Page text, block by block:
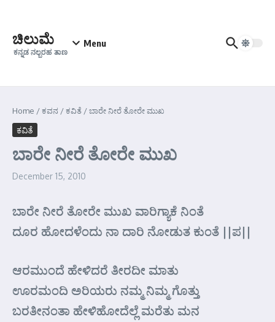
ಚಿಲುಮೆ
ಕನ್ನಡ ನಲ್ಬರಹ ತಾಣ
Menu
Home /ಕವನ /ಕವಿತೆ /ಬಾರೇ ನೀರೆ ತೋರೇ ಮುಖ
ಕವಿತೆ
ಬಾರೇ ನೀರೆ ತೋರೇ ಮುಖ
December 15, 2010
ಬಾರೇ ನೀರೆ ತೋರೇ ಮುಖ ವಾರಿಗ್ಯಾಕೆ ನಿಂತೆ
ದೂರ ಹೋದಳೆಂದು ನಾ ದಾರಿ ನೋಡುತ ಕುಂತೆ ||ಪ||
ಆರಮುಂದೆ ಹೇಳಿದರೆ ತೀರದೀ ಮಾತು
ಊರಮಂದಿ ಅರಿಯರು ನಮ್ಮ ನಿಮ್ಮ ಗೊತ್ತು
ಬರತೀನಂತಾ ಹೇಳಿಹೋದೆಲ್ಲೆ ಮರೆತು ಮನ